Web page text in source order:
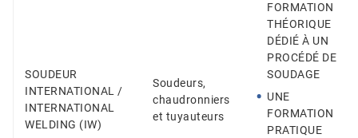
SOUDEUR
INTERNATIONAL /
INTERNATIONAL
WELDING (IW)
Soudeurs,
chaudronniers
et tuyauteurs
FORMATION
THÉORIQUE
DÉDIÉ À UN
PROCÉDÉ DE
SOUDAGE
UNE
FORMATION
PRATIQUE